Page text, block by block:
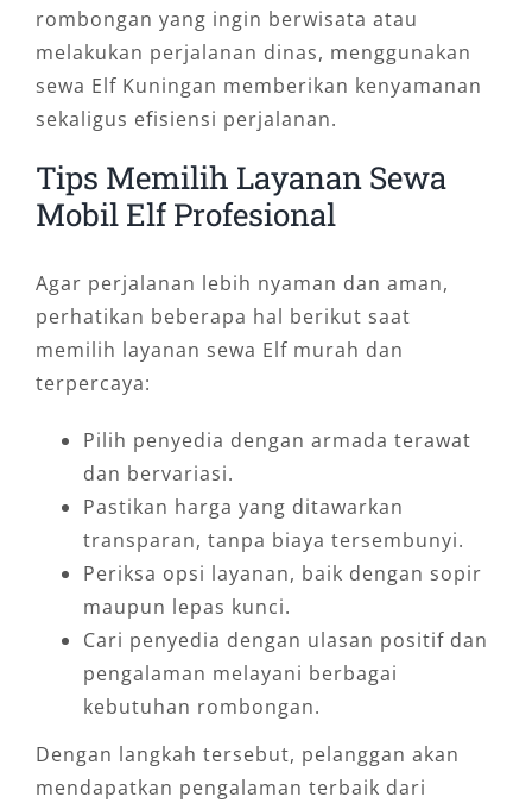
rombongan yang ingin berwisata atau
melakukan perjalanan dinas, menggunakan
sewa Elf Kuningan memberikan kenyamanan
sekaligus efisiensi perjalanan.
Tips Memilih Layanan Sewa
Mobil Elf Profesional
Agar perjalanan lebih nyaman dan aman,
perhatikan beberapa hal berikut saat
memilih layanan sewa Elf murah dan
terpercaya:
Pilih penyedia dengan armada terawat
dan bervariasi.
Pastikan harga yang ditawarkan
transparan, tanpa biaya tersembunyi.
Periksa opsi layanan, baik dengan sopir
maupun lepas kunci.
Cari penyedia dengan ulasan positif dan
pengalaman melayani berbagai
kebutuhan rombongan.
Dengan langkah tersebut, pelanggan akan
mendapatkan pengalaman terbaik dari